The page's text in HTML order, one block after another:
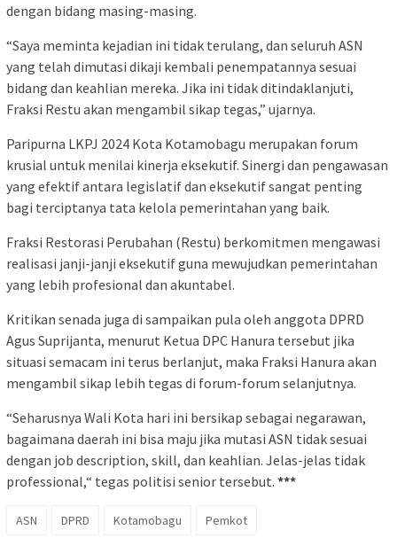
dengan bidang masing-masing.
“Saya meminta kejadian ini tidak terulang, dan seluruh ASN
yang telah dimutasi dikaji kembali penempatannya sesuai
bidang dan keahlian mereka. Jika ini tidak ditindaklanjuti,
Fraksi Restu akan mengambil sikap tegas,” ujarnya.
Paripurna LKPJ 2024 Kota Kotamobagu merupakan forum
krusial untuk menilai kinerja eksekutif. Sinergi dan pengawasan
yang efektif antara legislatif dan eksekutif sangat penting
bagi terciptanya tata kelola pemerintahan yang baik.
Fraksi Restorasi Perubahan (Restu) berkomitmen mengawasi
realisasi janji-janji eksekutif guna mewujudkan pemerintahan
yang lebih profesional dan akuntabel.
Kritikan senada juga di sampaikan pula oleh anggota DPRD
Agus Suprijanta, menurut Ketua DPC Hanura tersebut jika
situasi semacam ini terus berlanjut, maka Fraksi Hanura akan
mengambil sikap lebih tegas di forum-forum selanjutnya.
“Seharusnya Wali Kota hari ini bersikap sebagai negarawan,
bagaimana daerah ini bisa maju jika mutasi ASN tidak sesuai
dengan job description, skill, dan keahlian. Jelas-jelas tidak
professional,“ tegas politisi senior tersebut. ***
ASN DPRD Kotamobagu Pemkot